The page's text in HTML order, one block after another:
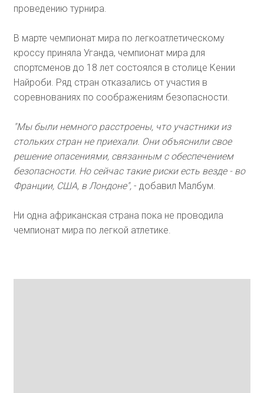
проведению турнира.
В марте чемпионат мира по легкоатлетическому
кроссу приняла Уганда, чемпионат мира для
спортсменов до 18 лет состоялся в столице Кении
Найроби. Ряд стран отказались от участия в
соревнованиях по соображениям безопасности.
"Мы были немного расстроены, что участники из
стольких стран не приехали. Они объяснили свое
решение опасениями, связанным с обеспечением
безопасности. Но сейчас такие риски есть везде - во
Франции, США, в Лондоне",- добавил Малбум.
Ни одна африканская страна пока не проводила
чемпионат мира по легкой атлетике.